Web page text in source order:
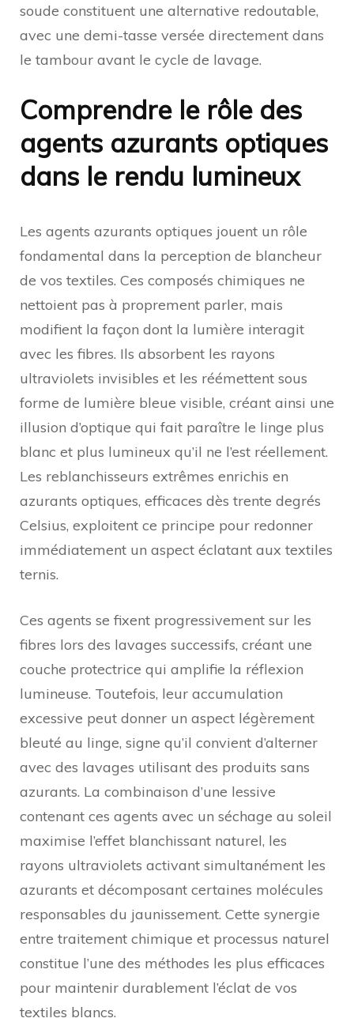
soude constituent une alternative redoutable,
avec une demi-tasse versée directement dans
le tambour avant le cycle de lavage.
Comprendre le rôle des
agents azurants optiques
dans le rendu lumineux
Les agents azurants optiques jouent un rôle
fondamental dans la perception de blancheur
de vos textiles. Ces composés chimiques ne
nettoient pas à proprement parler, mais
modifient la façon dont la lumière interagit
avec les fibres. Ils absorbent les rayons
ultraviolets invisibles et les réémettent sous
forme de lumière bleue visible, créant ainsi une
illusion d’optique qui fait paraître le linge plus
blanc et plus lumineux qu’il ne l’est réellement.
Les reblanchisseurs extrêmes enrichis en
azurants optiques, efficaces dès trente degrés
Celsius, exploitent ce principe pour redonner
immédiatement un aspect éclatant aux textiles
ternis.
Ces agents se fixent progressivement sur les
fibres lors des lavages successifs, créant une
couche protectrice qui amplifie la réflexion
lumineuse. Toutefois, leur accumulation
excessive peut donner un aspect légèrement
bleuté au linge, signe qu’il convient d’alterner
avec des lavages utilisant des produits sans
azurants. La combinaison d’une lessive
contenant ces agents avec un séchage au soleil
maximise l’effet blanchissant naturel, les
rayons ultraviolets activant simultanément les
azurants et décomposant certaines molécules
responsables du jaunissement. Cette synergie
entre traitement chimique et processus naturel
constitue l’une des méthodes les plus efficaces
pour maintenir durablement l’éclat de vos
textiles blancs.